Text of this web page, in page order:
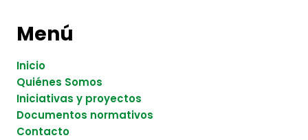
Menú
Inicio
Quiénes Somos
Iniciativas y proyectos
Documentos normativos
Contacto